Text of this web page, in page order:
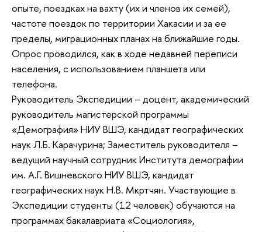
опыте, поездках на вахту (их и членов их семей),
частоте поездок по территории Хакасии и за ее
пределы, миграционных планах на ближайшие годы.
Опрос проводился, как в ходе недавней переписи
населения, с использованием планшета или
телефона.
Руководитель Экспедиции – доцент, академический
руководитель магистерской программы
«Демография» НИУ ВШЭ, кандидат географических
наук Л.Б. Карачурина; Заместитель руководителя –
ведущий научный сотрудник Института демографии
им. А.Г. Вишневского НИУ ВШЭ, кандидат
географических наук Н.В. Мкртчян. Участвующие в
Экспедиции студенты (12 человек) обучаются на
программах бакалавриата «Социология»,